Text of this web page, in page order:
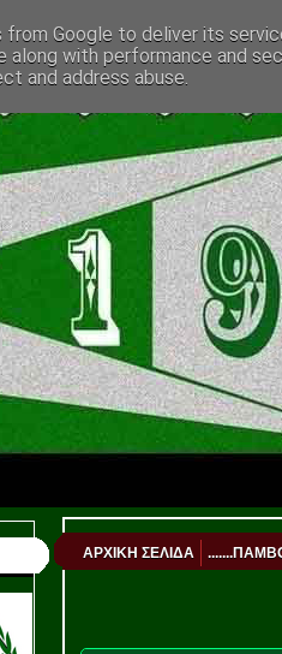
ΑΡΧΙΚΗ ΣΕΛΙΔΑ
Google to deliver its
along with performance and
and address abuse.